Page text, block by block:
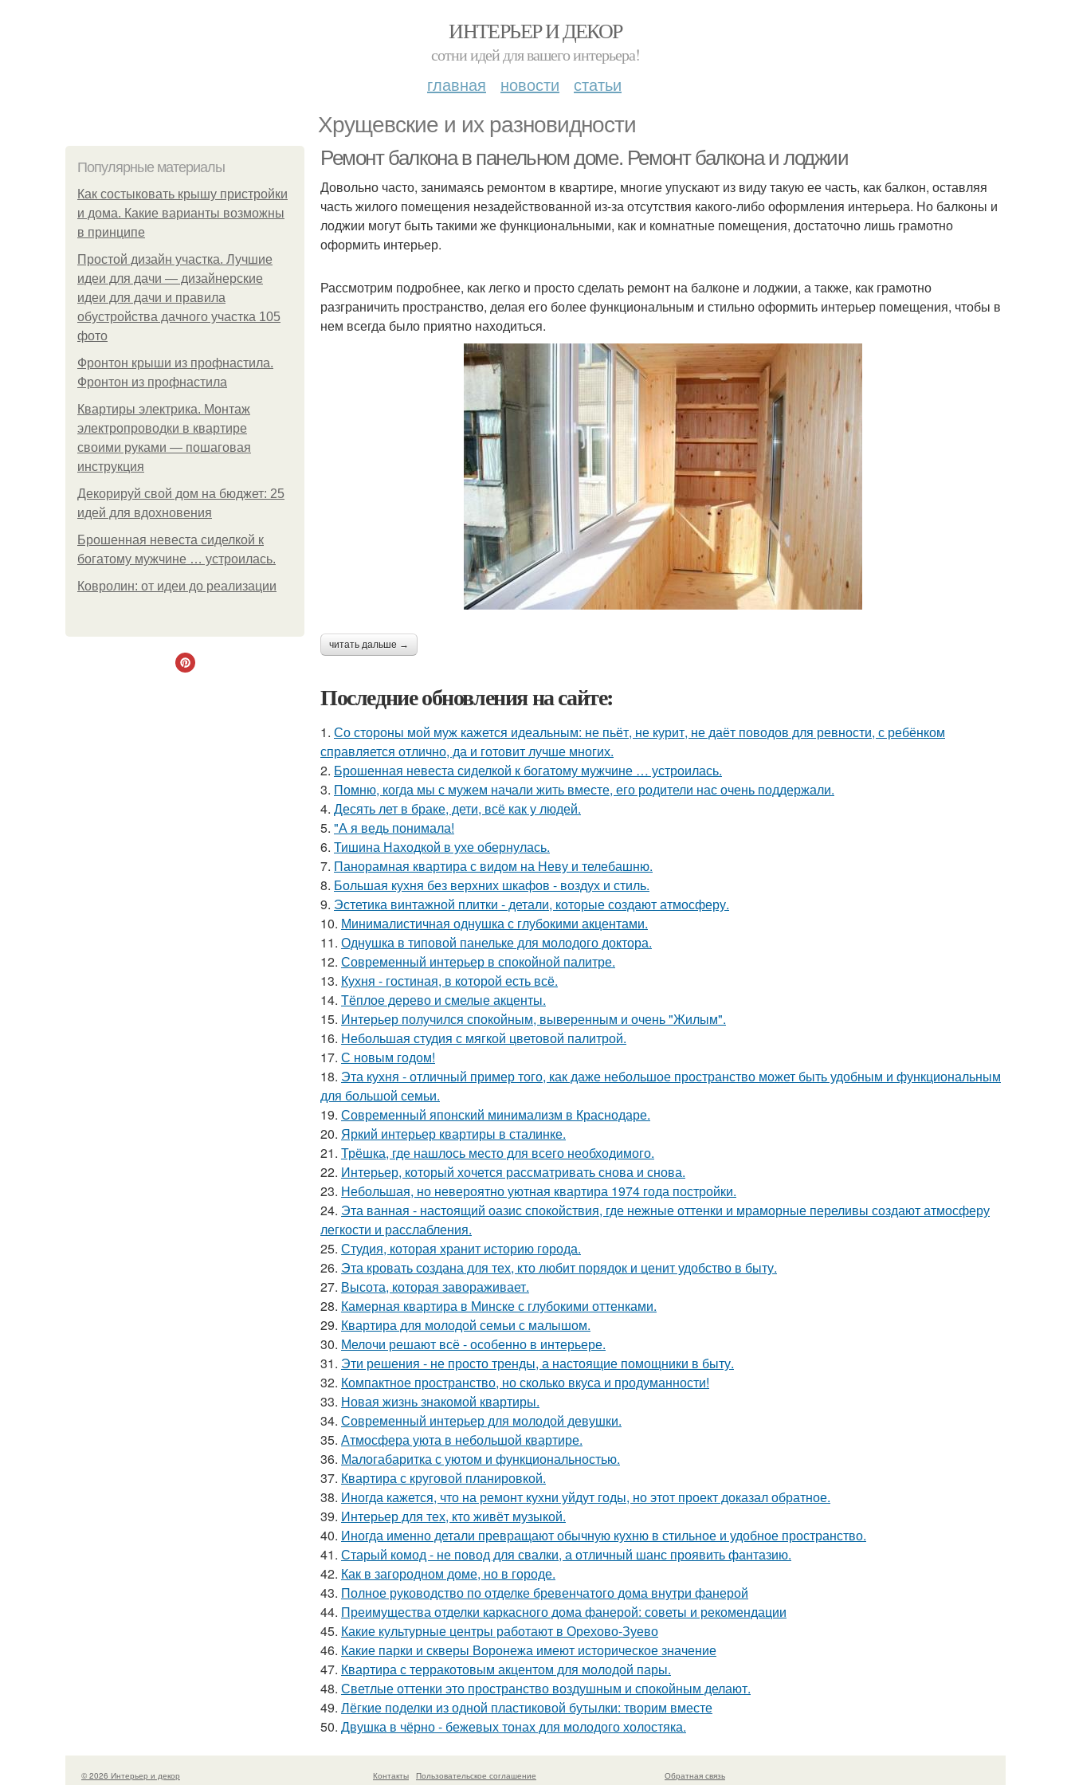
ИНТЕРЬЕР И ДЕКОР
сотни идей для вашего интерьера!
главная новости статьи
Хрущевские и их разновидности
Популярные материалы
Как состыковать крышу пристройки
и дома. Какие варианты возможны
в принципе
Простой дизайн участка. Лучшие
идеи для дачи — дизайнерские
идеи для дачи и правила
обустройства дачного участка 105
фото
Фронтон крыши из профнастила.
Фронтон из профнастила
Квартиры электрика. Монтаж
электропроводки в квартире
своими руками — пошаговая
инструкция
Декорируй свой дом на бюджет: 25
идей для вдохновения
Брошенная невеста сиделкой к
богатому мужчине … устроилась.
Ковролин: от идеи до реализации
Ремонт балкона в панельном доме. Ремонт балкона и лоджии
Довольно часто, занимаясь ремонтом в квартире, многие упускают из виду такую ее часть, как балкон, оставляя
часть жилого помещения незадействованной из-за отсутствия какого-либо оформления интерьера. Но балконы и
лоджии могут быть такими же функциональными, как и комнатные помещения, достаточно лишь грамотно
оформить интерьер.
Рассмотрим подробнее, как легко и просто сделать ремонт на балконе и лоджии, а также, как грамотно
разграничить пространство, делая его более функциональным и стильно оформить интерьер помещения, чтобы в
нем всегда было приятно находиться.
читать дальше →
Последние обновления на сайте:
1. Со стороны мой муж кажется идеальным: не пьёт, не курит, не даёт поводов для ревности, с ребёнком
справляется отлично, да и готовит лучше многих.
2. Брошенная невеста сиделкой к богатому мужчине … устроилась.
3. Помню, когда мы с мужем начали жить вместе, его родители нас очень поддержали.
4. Десять лет в браке, дети, всё как у людей.
5. "А я ведь понимала!
6. Тишина Находкой в ухе обернулась.
7. Панорамная квартира с видом на Неву и телебашню.
8. Большая кухня без верхних шкафов - воздух и стиль.
9. Эстетика винтажной плитки - детали, которые создают атмосферу.
10. Минималистичная однушка с глубокими акцентами.
11. Однушка в типовой панельке для молодого доктора.
12. Современный интерьер в спокойной палитре.
13. Кухня - гостиная, в которой есть всё.
14. Тёплое дерево и смелые акценты.
15. Интерьер получился спокойным, выверенным и очень "Жилым".
16. Небольшая студия с мягкой цветовой палитрой.
17. С новым годом!
18. Эта кухня - отличный пример того, как даже небольшое пространство может быть удобным и функциональным
для большой семьи.
19. Современный японский минимализм в Краснодаре.
20. Яркий интерьер квартиры в сталинке.
21. Трёшка, где нашлось место для всего необходимого.
22. Интерьер, который хочется рассматривать снова и снова.
23. Небольшая, но невероятно уютная квартира 1974 года постройки.
24. Эта ванная - настоящий оазис спокойствия, где нежные оттенки и мраморные переливы создают атмосферу
легкости и расслабления.
25. Студия, которая хранит историю города.
26. Эта кровать создана для тех, кто любит порядок и ценит удобство в быту.
27. Высота, которая завораживает.
28. Камерная квартира в Минске с глубокими оттенками.
29. Квартира для молодой семьи с малышом.
30. Мелочи решают всё - особенно в интерьере.
31. Эти решения - не просто тренды, а настоящие помощники в быту.
32. Компактное пространство, но сколько вкуса и продуманности!
33. Новая жизнь знакомой квартиры.
34. Современный интерьер для молодой девушки.
35. Атмосфера уюта в небольшой квартире.
36. Малогабаритка с уютом и функциональностью.
37. Квартира с круговой планировкой.
38. Иногда кажется, что на ремонт кухни уйдут годы, но этот проект доказал обратное.
39. Интерьер для тех, кто живёт музыкой.
40. Иногда именно детали превращают обычную кухню в стильное и удобное пространство.
41. Старый комод - не повод для свалки, а отличный шанс проявить фантазию.
42. Как в загородном доме, но в городе.
43. Полное руководство по отделке бревенчатого дома внутри фанерой
44. Преимущества отделки каркасного дома фанерой: советы и рекомендации
45. Какие культурные центры работают в Орехово-Зуево
46. Какие парки и скверы Воронежа имеют историческое значение
47. Квартира с терракотовым акцентом для молодой пары.
48. Светлые оттенки это пространство воздушным и спокойным делают.
49. Лёгкие поделки из одной пластиковой бутылки: творим вместе
50. Двушка в чёрно - бежевых тонах для молодого холостяка.
© 2026 Интерьер и декор Контакты Пользовательское соглашение Обратная связь